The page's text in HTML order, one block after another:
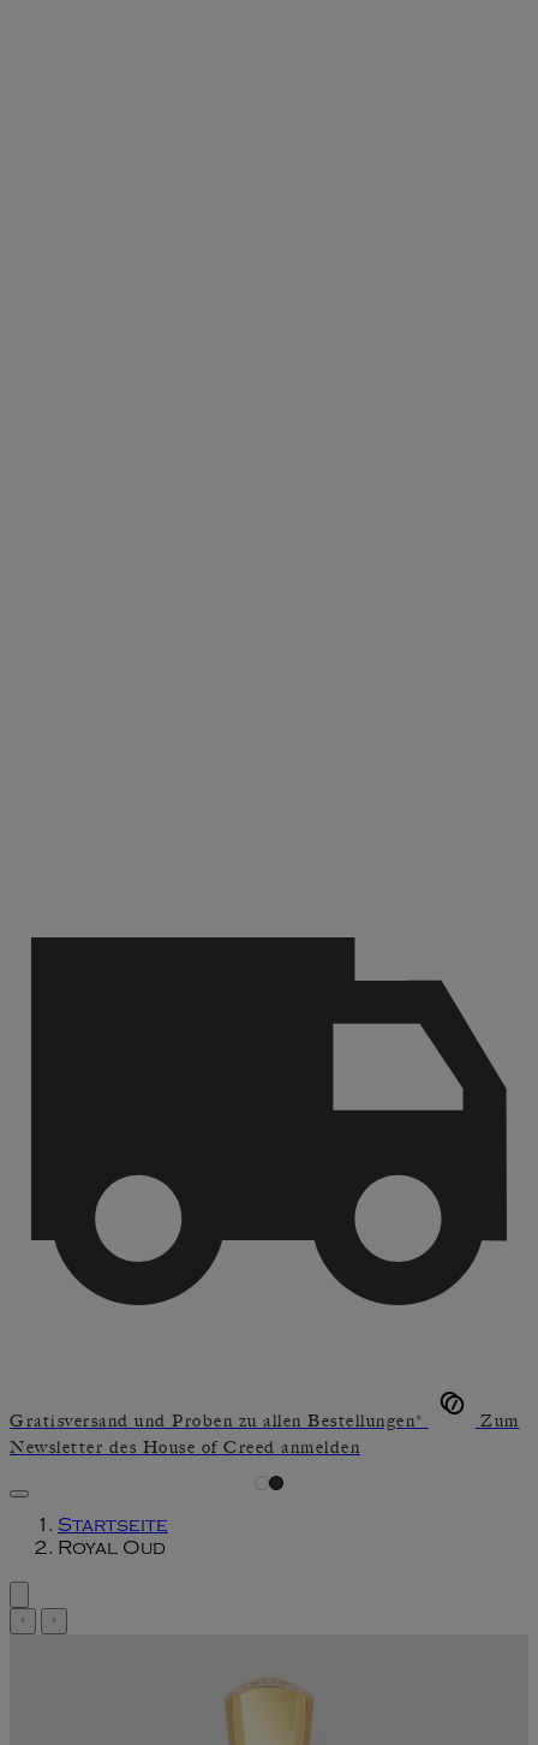
Gratisversand und Proben zu allen Bestellungen*
Zum
Newsletter des House of Creed anmelden
Startseite
Royal Oud